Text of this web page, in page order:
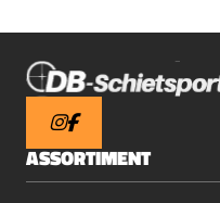
ASSORTIMENT